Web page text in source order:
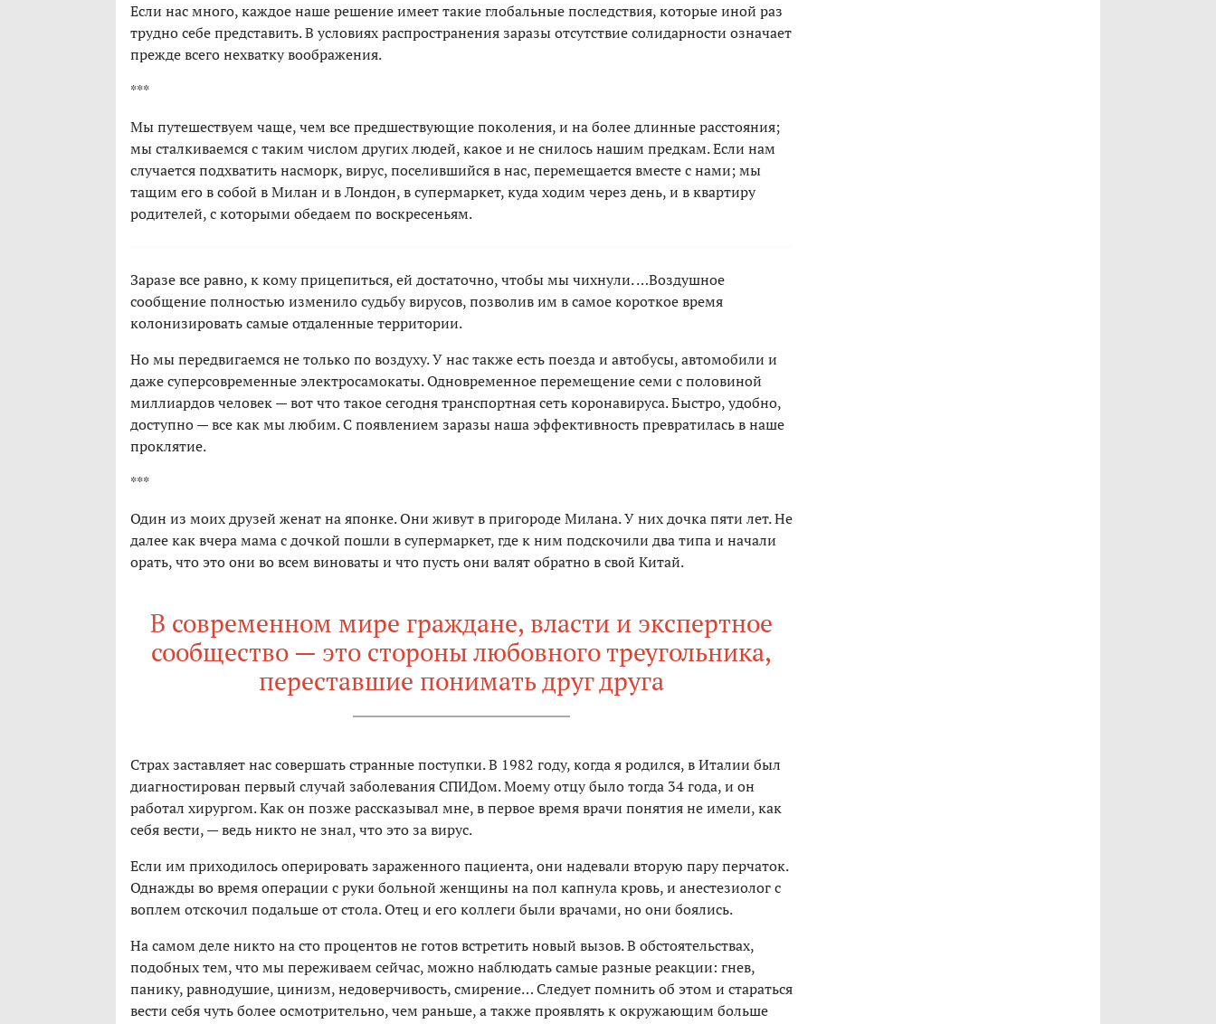
Если нас много, каждое наше решение имеет такие глобальные последствия, которые иной раз
трудно себе представить. В условиях распространения заразы отсутствие солидарности означает
прежде всего нехватку воображения.
***
Мы путешествуем чаще, чем все предшествующие поколения, и на более длинные расстояния;
мы сталкиваемся с таким числом других людей, какое и не снилось нашим предкам. Если нам
случается подхватить насморк, вирус, поселившийся в нас, перемещается вместе с нами; мы
тащим его в собой в Милан и в Лондон, в супермаркет, куда ходим через день, и в квартиру
родителей, с которыми обедаем по воскресеньям.
Заразе все равно, к кому прицепиться, ей достаточно, чтобы мы чихнули. …Воздушное
сообщение полностью изменило судьбу вирусов, позволив им в самое короткое время
колонизировать самые отдаленные территории.
Но мы передвигаемся не только по воздуху. У нас также есть поезда и автобусы, автомобили и
даже суперсовременные электросамокаты. Одновременное перемещение семи с половиной
миллиардов человек — вот что такое сегодня транспортная сеть коронавируса. Быстро, удобно,
доступно — все как мы любим. С появлением заразы наша эффективность превратилась в наше
проклятие.
***
Один из моих друзей женат на японке. Они живут в пригороде Милана. У них дочка пяти лет. Не
далее как вчера мама с дочкой пошли в супермаркет, где к ним подскочили два типа и начали
орать, что это они во всем виноваты и что пусть они валят обратно в свой Китай.
В современном мире граждане, власти и экспертное
сообщество — это стороны любовного треугольника,
переставшие понимать друг друга
Страх заставляет нас совершать странные поступки. В 1982 году, когда я родился, в Италии был
диагностирован первый случай заболевания СПИДом. Моему отцу было тогда 34 года, и он
работал хирургом. Как он позже рассказывал мне, в первое время врачи понятия не имели, как
себя вести, — ведь никто не знал, что это за вирус.
Если им приходилось оперировать зараженного пациента, они надевали вторую пару перчаток.
Однажды во время операции с руки больной женщины на пол капнула кровь, и анестезиолог с
воплем отскочил подальше от стола. Отец и его коллеги были врачами, но они боялись.
На самом деле никто на сто процентов не готов встретить новый вызов. В обстоятельствах,
подобных тем, что мы переживаем сейчас, можно наблюдать самые разные реакции: гнев,
панику, равнодушие, цинизм, недоверчивость, смирение… Следует помнить об этом и стараться
вести себя чуть более осмотрительно, чем раньше, а также проявлять к окружающим больше